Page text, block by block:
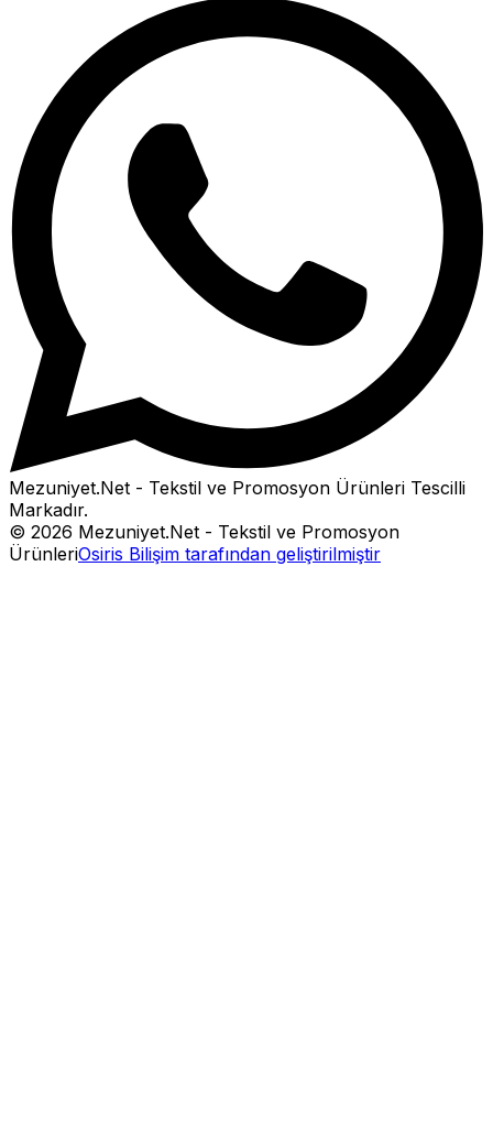
Mezuniyet.Net - Tekstil ve Promosyon Ürünleri Tescilli
Markadır.
© 2026 Mezuniyet.Net - Tekstil ve Promosyon
ÜrünleriOsiris Bilişim tarafından geliştirilmiştir